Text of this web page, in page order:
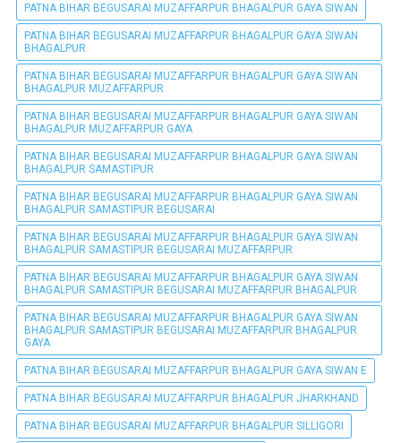
PATNA BIHAR BEGUSARAI MUZAFFARPUR BHAGALPUR GAYA SIWAN
PATNA BIHAR BEGUSARAI MUZAFFARPUR BHAGALPUR GAYA SIWAN
BHAGALPUR
PATNA BIHAR BEGUSARAI MUZAFFARPUR BHAGALPUR GAYA SIWAN
BHAGALPUR MUZAFFARPUR
PATNA BIHAR BEGUSARAI MUZAFFARPUR BHAGALPUR GAYA SIWAN
BHAGALPUR MUZAFFARPUR GAYA
PATNA BIHAR BEGUSARAI MUZAFFARPUR BHAGALPUR GAYA SIWAN
BHAGALPUR SAMASTIPUR
PATNA BIHAR BEGUSARAI MUZAFFARPUR BHAGALPUR GAYA SIWAN
BHAGALPUR SAMASTIPUR BEGUSARAI
PATNA BIHAR BEGUSARAI MUZAFFARPUR BHAGALPUR GAYA SIWAN
BHAGALPUR SAMASTIPUR BEGUSARAI MUZAFFARPUR
PATNA BIHAR BEGUSARAI MUZAFFARPUR BHAGALPUR GAYA SIWAN
BHAGALPUR SAMASTIPUR BEGUSARAI MUZAFFARPUR BHAGALPUR
PATNA BIHAR BEGUSARAI MUZAFFARPUR BHAGALPUR GAYA SIWAN
BHAGALPUR SAMASTIPUR BEGUSARAI MUZAFFARPUR BHAGALPUR
GAYA
PATNA BIHAR BEGUSARAI MUZAFFARPUR BHAGALPUR GAYA SIWAN E
PATNA BIHAR BEGUSARAI MUZAFFARPUR BHAGALPUR JHARKHAND
PATNA BIHAR BEGUSARAI MUZAFFARPUR BHAGALPUR SILLIGORI